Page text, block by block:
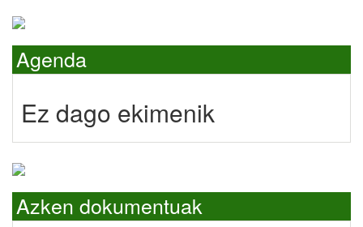
Agenda
Ez dago ekimenik
Azken dokumentuak